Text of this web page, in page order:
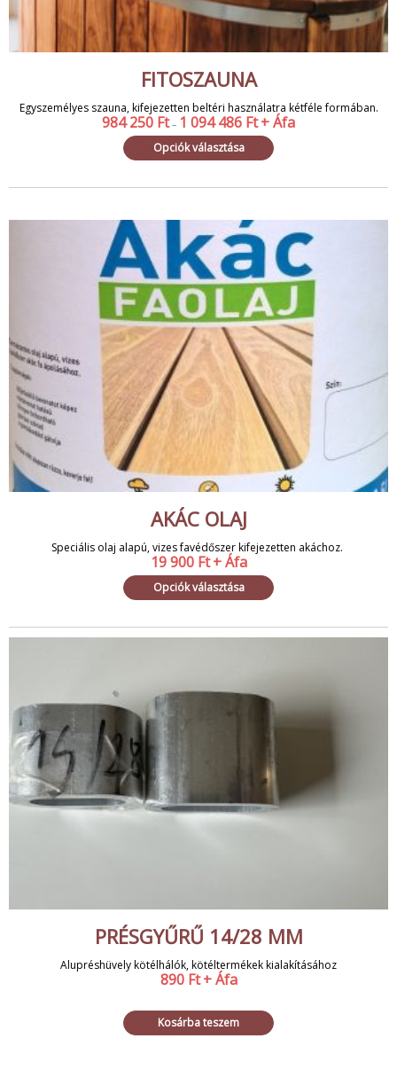
FITOSZAUNA
Egyszemélyes szauna, kifejezetten beltéri használatra kétféle formában.
984 250 Ft – 1 094 486 Ft+ Áfa
Opciók választása
AKÁC OLAJ
Speciális olaj alapú, vizes favédőszer kifejezetten akáchoz.
19 900 Ft + Áfa
Opciók választása
PRÉSGYŰRŰ 14/28 MM
Alupréshüvely kötélhálók, kötéltermékek kialakításához
890 Ft + Áfa
Kosárba teszem